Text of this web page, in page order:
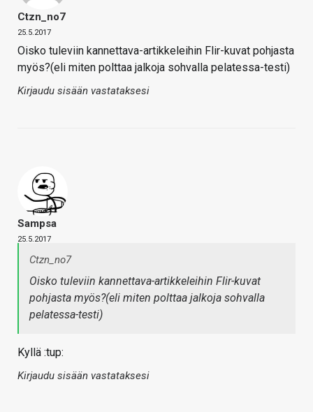
Ctzn_no7
25.5.2017
Oisko tuleviin kannettava-artikkeleihin Flir-kuvat pohjasta
myös?(eli miten polttaa jalkoja sohvalla pelatessa-testi)
Kirjaudu sisään vastataksesi
Sampsa
25.5.2017
Ctzn_no7
Oisko tuleviin kannettava-artikkeleihin Flir-kuvat
pohjasta myös?(eli miten polttaa jalkoja sohvalla
pelatessa-testi)
Kyllä :tup:
Kirjaudu sisään vastataksesi